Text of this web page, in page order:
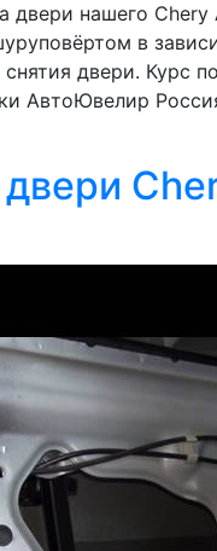
двери нашего Chery
в
двери. Курс
АвтоЮвелир